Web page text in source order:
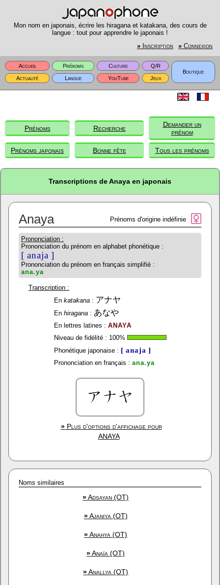
Mon nom en japonais, écrire les hiragana et katakana, des cours de
langue : tout pour apprendre le japonais !
» Inscription » Connexion
Accueil Prénoms Culture
Q/R
Boutique
Actualité
Langue YouTube Jeux
Prénoms Recherche
Demander un
prénom
Prénoms japonais Bonne fête Tous les prénoms
Transcriptions de Anaya en japonais
Anaya Prénoms d'origine indéfinie
Prononciation :
Prononciation du prénom en alphabet phonétique :
[ anaja ]
Prononciation du prénom en français simplifié :
ana.ya
Transcription :
En katakana: アナヤ
En hiragana: あなや
En lettres latines : ANAYA
Niveau de fidélité : 100%
Phonétique japonaise : [ anaja ]
Prononciation en français : ana.ya
»Plus d'options d'affichage pour
ANAYA
Noms similaires
»Adsayan (OT)
»Ajaniya (OT)
»Anahya (OT)
»Anaïa (OT)
»Anallya (OT)